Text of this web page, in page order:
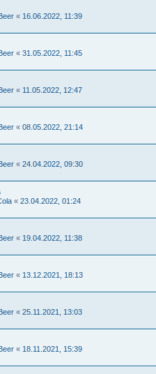
« 16.06.2022, 11:39
« 31.05.2022, 11:45
« 11.05.2022, 12:47
« 08.05.2022, 21:14
« 24.04.2022, 09:30
« 23.04.2022, 01:24
« 19.04.2022, 11:38
« 13.12.2021, 18:13
« 25.11.2021, 13:03
« 18.11.2021, 15:39